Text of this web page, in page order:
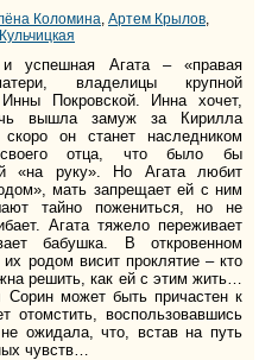
Коломина, Артем Крылов,
и успешная Агата – «правая
владелицы крупной
Покровской. Инна хочет,
вышла замуж за Кирилла
он станет наследником
своего отца, что было бы
«на руку». Но Агата любит
мать запрещает ей с ним
тайно пожениться, но не
Агата тяжело переживает
бабушка. В откровенном
родом висит проклятие – кто
решить, как ей с этим жить…
Сорин может быть причастен к
отомстить, воспользовавшись
ожидала, что, встав на путь
чувств…